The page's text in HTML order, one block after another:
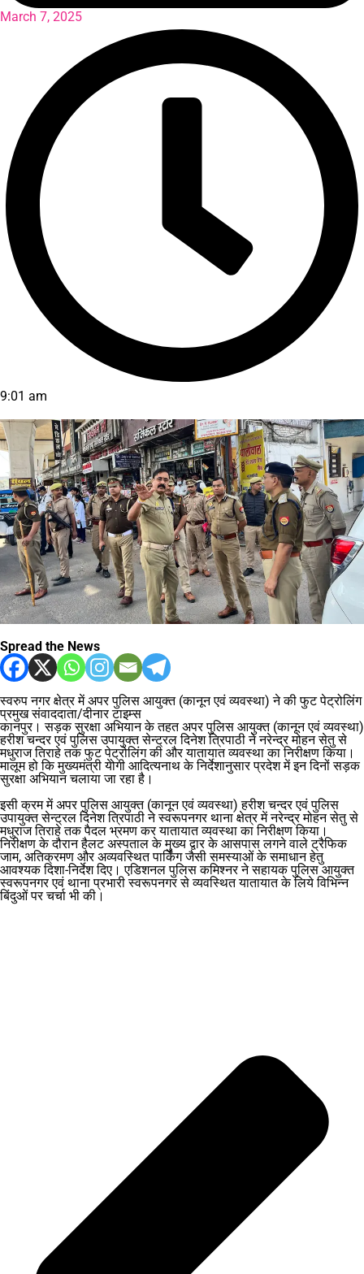
March 7, 2025
9:01 am
Spread the News
स्वरुप नगर क्षेत्र में अपर पुलिस आयुक्त (कानून एवं व्यवस्था) ने की फुट पेट्रोलिंग
प्रमुख संवाददाता/दीनार टाइम्स
कानपुर। सड़क सुरक्षा अभियान के तहत अपर पुलिस आयुक्त (कानून एवं व्यवस्था)
हरीश चन्दर एवं पुलिस उपायुक्त सेन्ट्रल दिनेश त्रिपाठी ने नरेन्द्र मोहन सेतु से
मधुराज तिराहे तक फुट पेट्रोलिंग की और यातायात व्यवस्था का निरीक्षण किया।
मालूम हो कि मुख्यमंत्री येोगी आदित्यनाथ के निर्देशानुसार प्रदेश में इन दिनों सड़क
सुरक्षा अभियान चलाया जा रहा है।
इसी क्रम में अपर पुलिस आयुक्त (कानून एवं व्यवस्था) हरीश चन्दर एवं पुलिस
उपायुक्त सेन्ट्रल दिनेश त्रिपाठी ने स्वरूपनगर थाना क्षेत्र में नरेन्द्र मोहन सेतु से
मधुराज तिराहे तक पैदल भ्रमण कर यातायात व्यवस्था का निरीक्षण किया।
निरीक्षण के दौरान हैलट अस्पताल के मुख्य द्वार के आसपास लगने वाले ट्रैफिक
जाम, अतिक्रमण और अव्यवस्थित पार्किंग जैसी समस्याओं के समाधान हेतु
आवश्यक दिशा-निर्देश दिए। एडिशनल पुलिस कमिश्नर ने सहायक पुलिस आयुक्त
स्वरूपनगर एवं थाना प्रभारी स्वरूपनगर से व्यवस्थित यातायात के लिये विभिन्न
बिंदुओं पर चर्चा भी की।